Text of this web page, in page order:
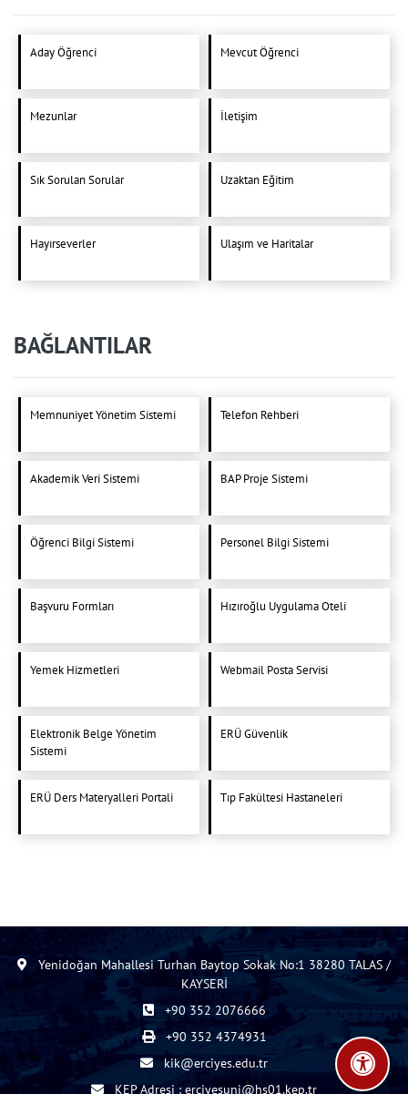
Aday Öğrenci Mevcut Öğrenci
Mezunlar İletişim
Sık Sorulan Sorular Uzaktan Eğitim
Hayırseverler Ulaşım ve Haritalar
BAĞLANTILAR
Memnuniyet Yönetim Sistemi Telefon Rehberi
Akademik Veri Sistemi BAP Proje Sistemi
Öğrenci Bilgi Sistemi Personel Bilgi Sistemi
Başvuru Formları Hızıroğlu Uygulama Oteli
Yemek Hizmetleri Webmail Posta Servisi
Elektronik Belge Yönetim
Sistemi
ERÜ Güvenlik
ERÜ Ders Materyalleri Portali Tıp Fakültesi Hastaneleri
Yenidoğan Mahallesi Turhan Baytop Sokak No:1 38280 TALAS /
KAYSERİ
+90 352 2076666
+90 352 4374931
kik@erciyes.edu.tr
KEP Adresi : erciyesuni@hs01.kep.tr